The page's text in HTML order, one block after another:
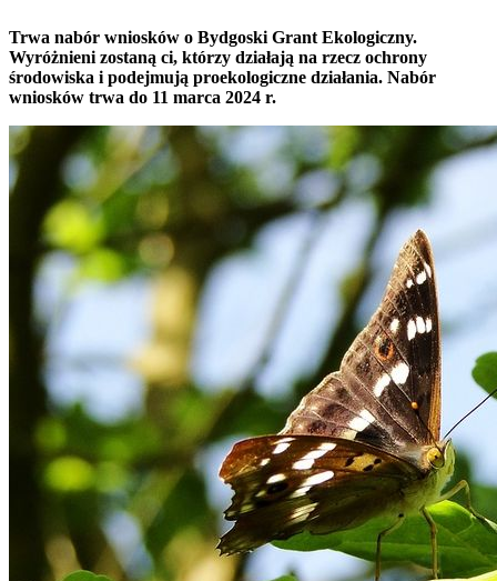
Trwa nabór wniosków o Bydgoski Grant Ekologiczny.
Wyróżnieni zostaną ci, którzy działają na rzecz ochrony
środowiska i podejmują proekologiczne działania. Nabór
wniosków trwa do 11 marca 2024 r.